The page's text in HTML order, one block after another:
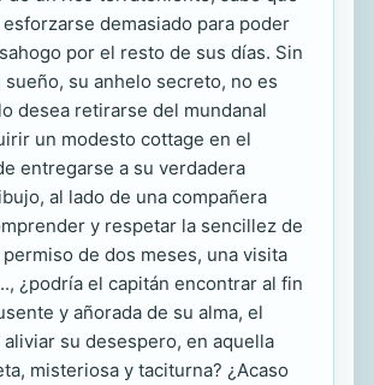
demasiado para poder
por el resto de sus días. Sin
sueño, su anhelo secreto, no es
desea retirarse del mundanal
un modesto cottage en el
entregarse a su verdadera
al lado de una compañera
y respetar la sencillez de
permiso de dos meses, una visita
¿podría el capitán encontrar al fin
y añorada de su alma, el
aliviar su desespero, en aquella
misteriosa y taciturna? ¿Acaso